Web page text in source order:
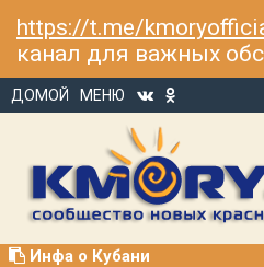
https://t.me/
канал для важных
ДОМОЙ
МЕНЮ
Инфа о Кубани